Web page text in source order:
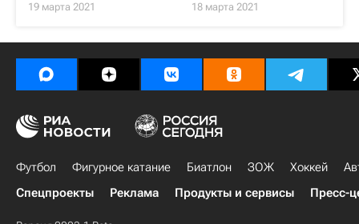
19 марта 2021 18 марта 2021
Футбол Фигурное катание Биатлон ЗОЖ Хоккей
Спецпроекты
Реклама Продукты и сервисы Пресс-